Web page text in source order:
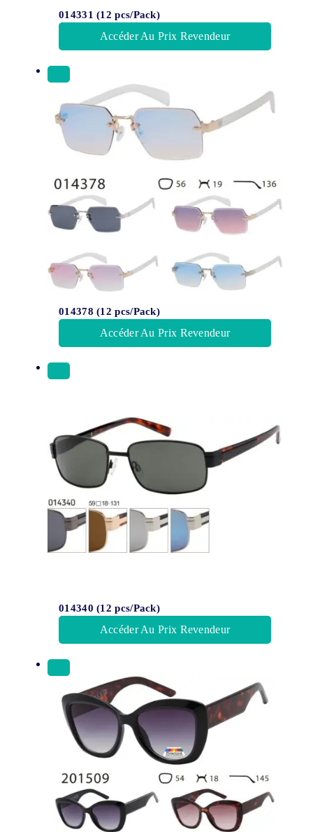
014331 (12 pcs/Pack)
Accéder Au Prix Revendeur
014378 (12 pcs/Pack)
Accéder Au Prix Revendeur
014340 (12 pcs/Pack)
Accéder Au Prix Revendeur